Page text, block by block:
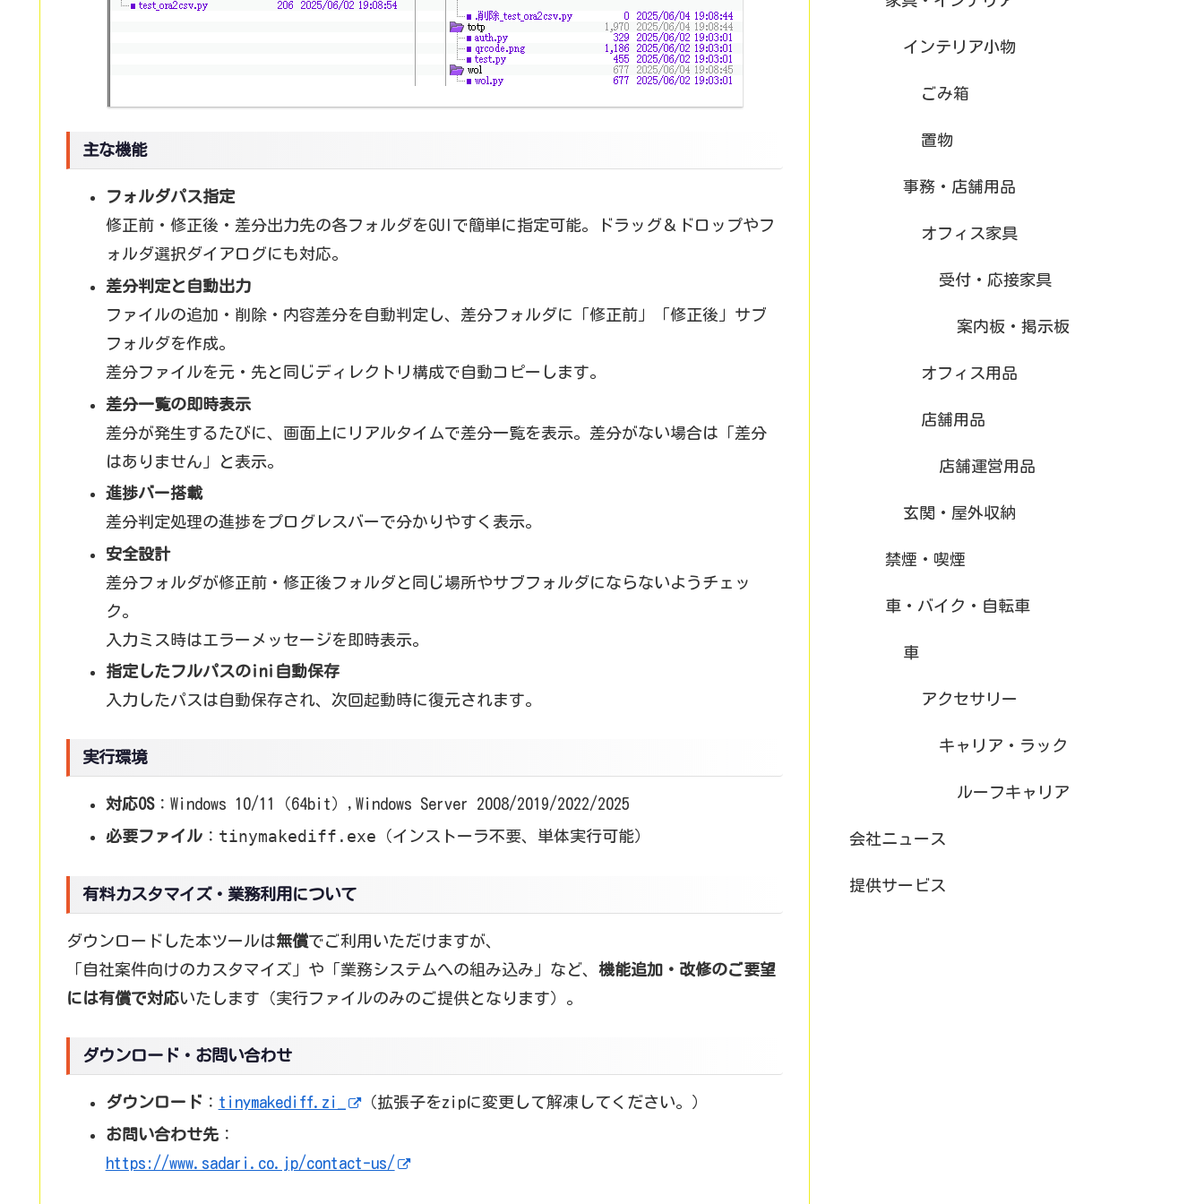
主な機能
フォルダパス指定
修正前・修正後・差分出力先の各フォルダをGUIで簡単に指定可能。ドラッグ＆ドロップやフ
ォルダ選択ダイアログにも対応。
差分判定と自動出力
ファイルの追加・削除・内容差分を自動判定し、差分フォルダに「修正前」「修正後」サブ
フォルダを作成。
差分ファイルを元・先と同じディレクトリ構成で自動コピーします。
差分一覧の即時表示
差分が発生するたびに、画面上にリアルタイムで差分一覧を表示。差分がない場合は「差分
はありません」と表示。
進捗バー搭載
差分判定処理の進捗をプログレスバーで分かりやすく表示。
安全設計
差分フォルダが修正前・修正後フォルダと同じ場所やサブフォルダにならないようチェッ
ク。
入力ミス時はエラーメッセージを即時表示。
指定したフルパスのini自動保存
入力したパスは自動保存され、次回起動時に復元されます。
実行環境
対応OS：Windows 10/11（64bit）,Windows Server 2008/2019/2022/2025
必要ファイル： tinymakediff.exe （インストーラ不要、単体実行可能）
有料カスタマイズ・業務利用について
ダウンロードした本ツールは無償でご利用いただけますが、
「自社案件向けのカスタマイズ」や「業務システムへの組み込み」など、 機能追加・改修のご要望
には有償で対応いたします（実行ファイルのみのご提供となります）。
ダウンロード・お問い合わせ
ダウンロード ： tinymakediff.zi_
（拡張子をzipに変更して解凍してください。）
お問い合わせ先：
https://www.sadari.co.jp/contact-us/
インテリア小物
ごみ箱
置物
事務・店舗用品
オフィス家具
受付・応接家具
案内板・掲示板
オフィス用品
店舗用品
店舗運営用品
玄関・屋外収納
禁煙・喫煙
車・バイク・自転車
車
アクセサリー
キャリア・ラック
ルーフキャリア
会社ニュース
提供サービス